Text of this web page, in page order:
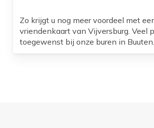
Zo krijgt u nog meer voordeel met
vriendenkaart van Vijversburg. Veel
toegewenst bij onze buren in Buuten.